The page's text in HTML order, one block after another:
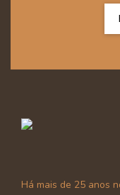
Há mais de 25 anos